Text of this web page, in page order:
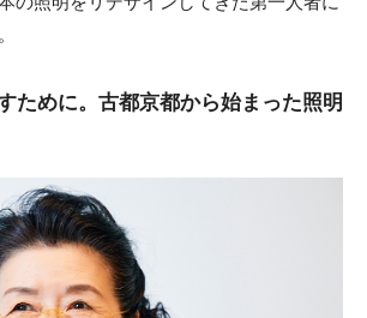
ために。古都京都から始まった照明